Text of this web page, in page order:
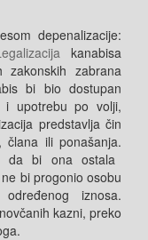
depenalizacije:
kanabisa
zakonskih zabrana
bi bio dostupan
i upotrebu po volji,
predstavlja čin
člana ili ponašanja.
da bi ona ostala
bi progonio osobu
iznosa.
kazni, preko